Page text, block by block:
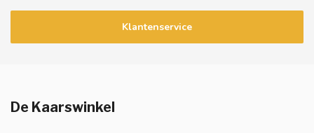
Klantenservice
De Kaarswinkel